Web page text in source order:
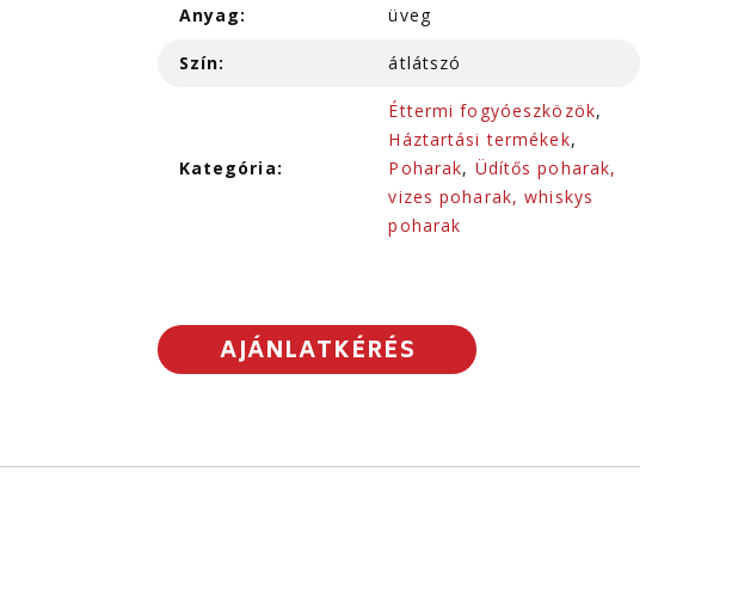
Anyag: üveg
Szín: átlátszó
Kategória:
Éttermi fogyóeszközök,
Háztartási termékek,
Poharak, Üdítős poharak,
vizes poharak, whiskys
poharak
AJÁNLATKÉRÉS